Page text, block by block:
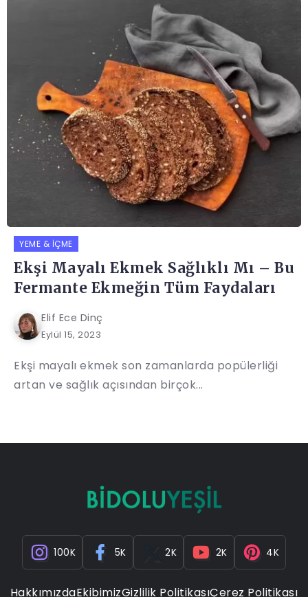
YEME & İÇME
Ekşi Mayalı Ekmek Sağlıklı Mı – Bu
Fermante Ekmeğin Tüm Faydaları
Elif Ece Dinç
Eylül 15, 2023
Ekşi mayalı ekmek son zamanlarda popülerliği
artan ve sağlık açısından birçok...
100K 5K 2K 2K 4K
HakkımızdaEkibimizGizlilik PolitikasıÇerez Politikası